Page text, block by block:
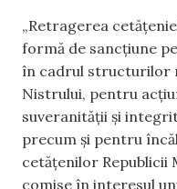
„Retragerea
formă de sancțiune
în cadrul structurilor
Nistrului, pentru
suveranității și
precum și pentru
cetățenilor Republicii
comise în interesul